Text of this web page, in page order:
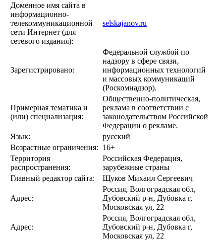
Доменное имя сайта в
информационно-
телекоммуникационной
сети Интернет (для
сетевого издания):
selskajanov.ru
Зарегистрировано:
Федеральной службой по
надзору в сфере связи,
информационных технологий
и массовых коммуникаций
(Роскомнадзор).
Примерная тематика и
(или) специализация:
Общественно-политическая,
реклама в соответствии с
законодательством Российской
Федерации о рекламе.
Язык:
русский
Возрастные ограничения:
16+
Территория
распространения:
Российская Федерация,
зарубежные страны
Главный редактор сайта:
Щуков Михаил Сергеевич
Адрес:
Россия, Волгоградская обл,
Дубовский р-н, Дубовка г,
Московская ул, 22
Адрес:
Россия, Волгоградская обл,
Дубовский р-н, Дубовка г,
Московская ул, 22